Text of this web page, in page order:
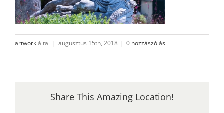
artworkáltal | augusztus 15th, 2018 | 0 hozzászólás
Share This Amazing Location!